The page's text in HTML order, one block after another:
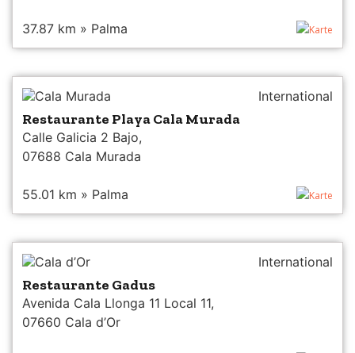
37.87 km » Palma Karte
Cala Murada International
Restaurante Playa Cala Murada
Calle Galicia 2 Bajo,
07688 Cala Murada
55.01 km » Palma Karte
Cala d’Or International
Restaurante Gadus
Avenida Cala Llonga 11 Local 11,
07660 Cala d’Or